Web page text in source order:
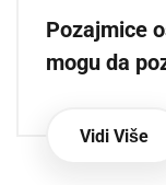
Pozajmice
mogu da
Vidi Više